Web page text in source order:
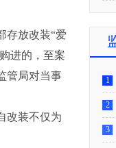
存放改装“爱
进的，至案
管局对当事
改装不仅为
1
2
3